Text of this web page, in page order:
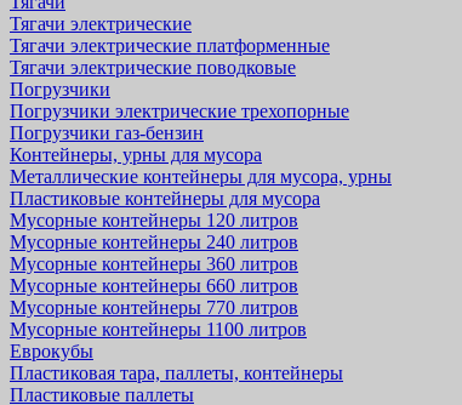
Тягачи электрические
Тягачи электрические платформенные
Тягачи электрические поводковые
Погрузчики
Погрузчики электрические трехопорные
Погрузчики газ-бензин
Контейнеры, урны для мусора
Металлические контейнеры для мусора, урны
Пластиковые контейнеры для мусора
Мусорные контейнеры 120 литров
Мусорные контейнеры 240 литров
Мусорные контейнеры 360 литров
Мусорные контейнеры 660 литров
Мусорные контейнеры 770 литров
Мусорные контейнеры 1100 литров
Еврокубы
Пластиковая тара, паллеты, контейнеры
Пластиковые паллеты